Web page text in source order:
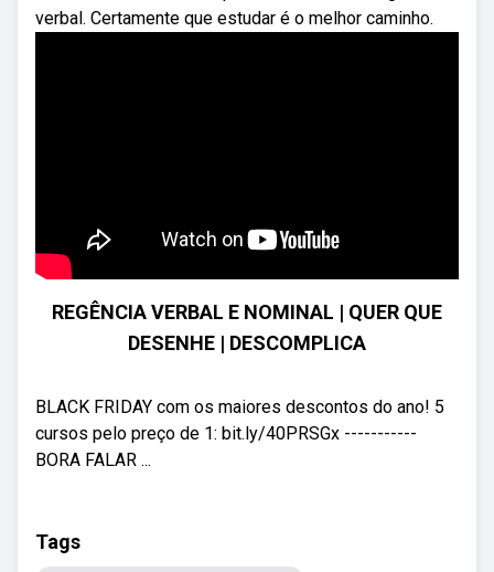
verbal. Certamente que estudar é o melhor caminho.
REGÊNCIA VERBAL E NOMINAL | QUER QUE
DESENHE | DESCOMPLICA
BLACK FRIDAY com os maiores descontos do ano! 5
cursos pelo preço de 1: bit.ly/40PRSGx -----------
BORA FALAR ...
Tags